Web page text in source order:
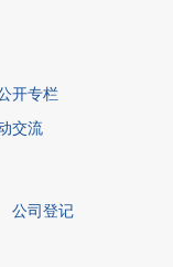
开专栏
交流
公司登记